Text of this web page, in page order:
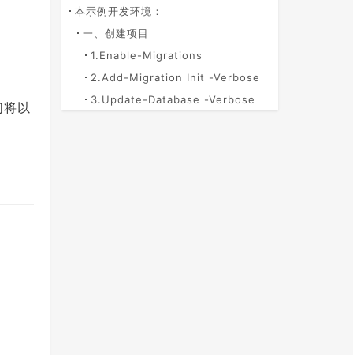
以
本示例开发环境：
一、创建项目
1.Enable-Migrations
2.Add-Migration Init -Verbose
3.Update-Database -Verbose